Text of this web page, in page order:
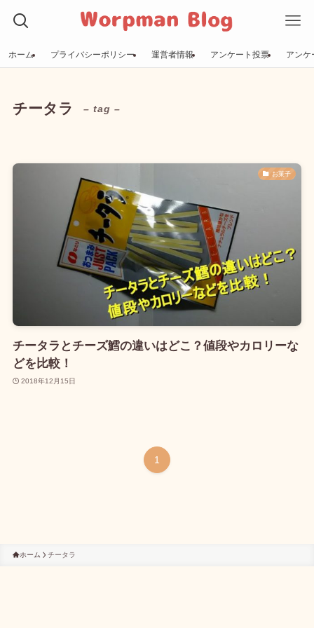
ホーム プライバシーポリシー 運営者情報 アンケート投票 アンケ
チータラ – tag –
お菓子
チータラとチーズ鱈の違いはどこ？値段やカロリーな
どを比較！
2018年12月15日
1
ホーム チータラ